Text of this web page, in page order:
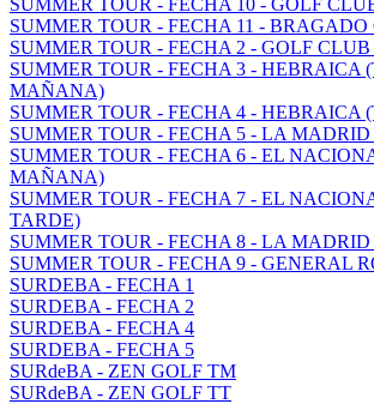
SUMMER TOUR - FECHA 10 - GOLF
SUMMER TOUR - FECHA 11 -
SUMMER TOUR - FECHA 2 - GOLF
SUMMER TOUR - FECHA 3 - HEBRAICA
MAÑANA)
SUMMER TOUR - FECHA 4 - HEBRAICA
SUMMER TOUR - FECHA 5 - LA
SUMMER TOUR - FECHA 6 - EL
MAÑANA)
SUMMER TOUR - FECHA 7 - EL
TARDE)
SUMMER TOUR - FECHA 8 - LA
SUMMER TOUR - FECHA 9 - GENERAL
SURDEBA - FECHA 1
SURDEBA - FECHA 2
SURDEBA - FECHA 4
SURDEBA - FECHA 5
SURdeBA - ZEN GOLF TM
SURdeBA - ZEN GOLF TT